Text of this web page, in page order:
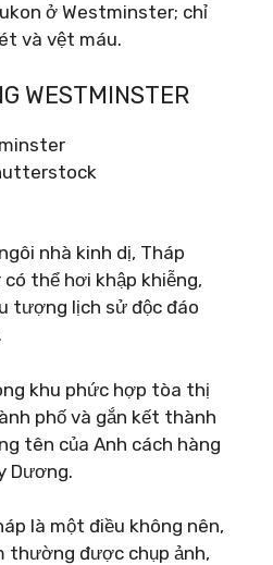
ở Westminster; chỉ
và vệt máu.
WESTMINSTER
nhà kinh dị, Tháp
thể hơi khập khiễng,
tượng lịch sử độc đáo
khu phức hợp tòa thị
phố và gắn kết thành
tên của Anh cách hàng
Dương.
là một điều không nên,
thường được chụp ảnh,